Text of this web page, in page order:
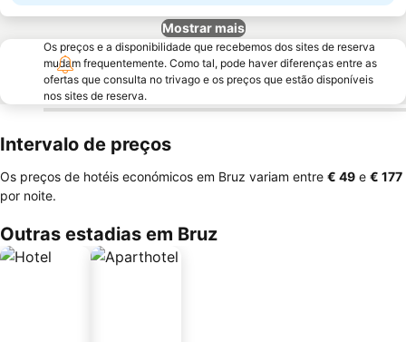
Mostrar mais
Os preços e a disponibilidade que recebemos dos sites de reserva
mudam frequentemente. Como tal, pode haver diferenças entre as
ofertas que consulta no trivago e os preços que estão disponíveis
nos sites de reserva.
Intervalo de preços
Os preços de hotéis económicos em Bruz variam entre ‎€ 49 e ‎€ 177
por noite.
Outras estadias em Bruz